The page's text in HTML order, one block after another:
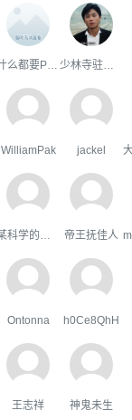
WilliamPak jackel
帝王抚佳人
Ontonna h0Ce8QhH
王志祥 神鬼未生